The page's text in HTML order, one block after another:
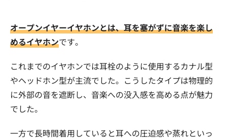
オープンイヤーイヤホンとは、耳を塞がずに音楽を楽し
めるイヤホンです。
これまでのイヤホンでは耳栓のように使用するカナル型
やヘッドホン型が主流でした。こうしたタイプは物理的
に外部の音を遮断し、音楽への没入感を高める点が魅力
でした。
一方で長時間着用していると耳への圧迫感や蒸れといっ